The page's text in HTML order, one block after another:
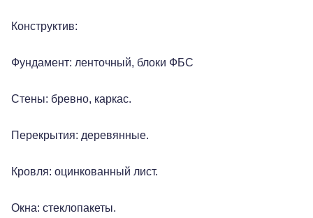
Конструктив:
Фундамент: ленточный, блоки ФБС
Стены: бревно, каркас.
Перекрытия: деревянные.
Кровля: оцинкованный лист.
Окна: стеклопакеты.